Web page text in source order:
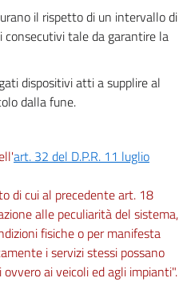
il rispetto di un intervallo di
tale da garantire la
dispositivi atti a supplire al
dalla fune.
art. 32 del D.P.R. 11 luglio
di cui al precedente art. 18
alle peculiarità del sistema,
fisiche o per manifesta
i servizi stessi possano
ai veicoli ed agli impianti".